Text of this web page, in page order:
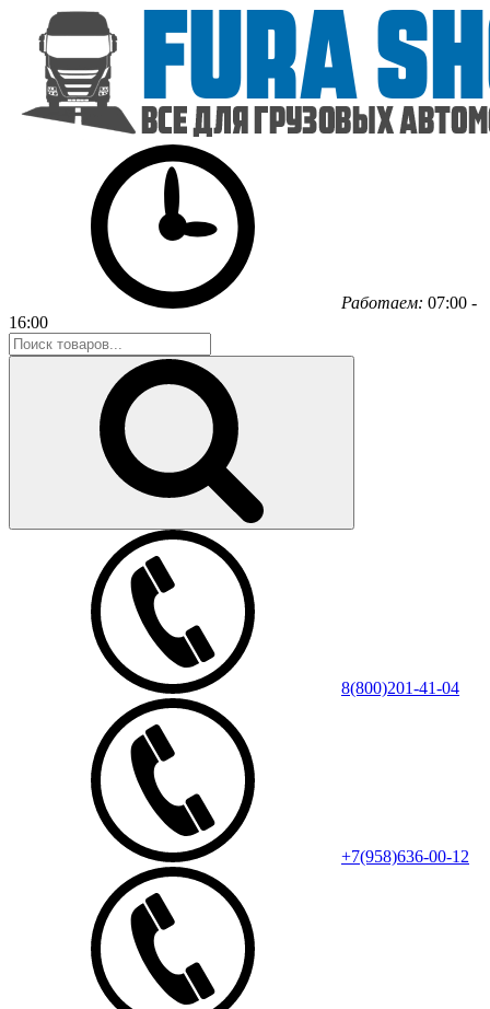
Работаем: 07:00 -
16:00
8(800)201-41-04
+7(958)636-00-12